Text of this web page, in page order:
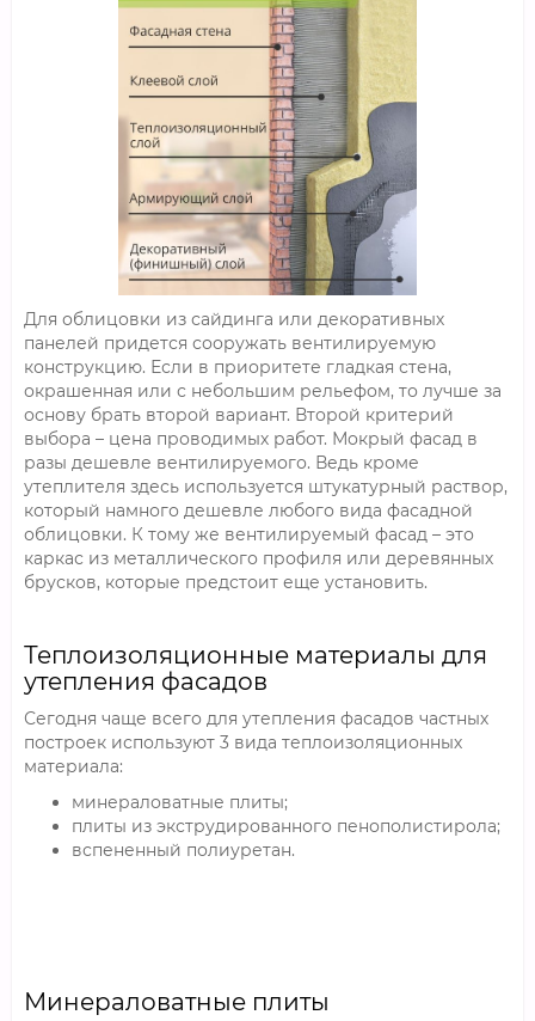
Для облицовки из сайдинга или декоративных
панелей придется сооружать вентилируемую
конструкцию. Если в приоритете гладкая стена,
окрашенная или с небольшим рельефом, то лучше за
основу брать второй вариант. Второй критерий
выбора – цена проводимых работ. Мокрый фасад в
разы дешевле вентилируемого. Ведь кроме
утеплителя здесь используется штукатурный раствор,
который намного дешевле любого вида фасадной
облицовки. К тому же вентилируемый фасад – это
каркас из металлического профиля или деревянных
брусков, которые предстоит еще установить.
Теплоизоляционные материалы для
утепления фасадов
Сегодня чаще всего для утепления фасадов частных
построек используют 3 вида теплоизоляционных
материала:
минераловатные плиты;
плиты из экструдированного пенополистирола;
вспененный полиуретан.
Минераловатные плиты